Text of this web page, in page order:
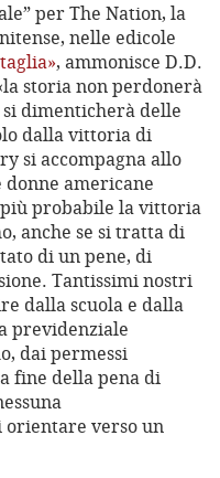
per The Nation, la
nelle edicole
, ammonisce D.D.
storia non perdonerà
dimenticherà delle
dalla vittoria di
si accompagna allo
americane
probabile la vittoria
anche se si tratta di
di un pene, di
Tantissimi nostri
dalla scuola e dalla
previdenziale
dai permessi
fine della pena di
orientare verso un